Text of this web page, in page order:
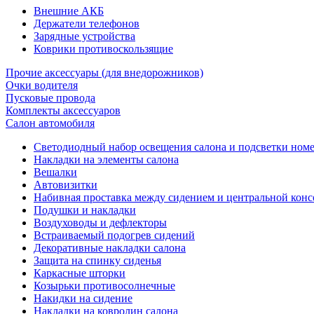
Внешние АКБ
Держатели телефонов
Зарядные устройства
Коврики противоскользящие
Прочие аксессуары (для внедорожников)
Очки водителя
Пусковые провода
Комплекты аксессуаров
Салон автомобиля
Светодиодный набор освещения салона и подсветки
Накладки на элементы салона
Вешалки
Автовизитки
Набивная проставка между сидением и центральной
Подушки и накладки
Воздуховоды и дефлекторы
Встраиваемый подогрев сидений
Декоративные накладки салона
Защита на спинку сиденья
Каркасные шторки
Козырьки противосолнечные
Накидки на сидение
Накладки на ковролин салона